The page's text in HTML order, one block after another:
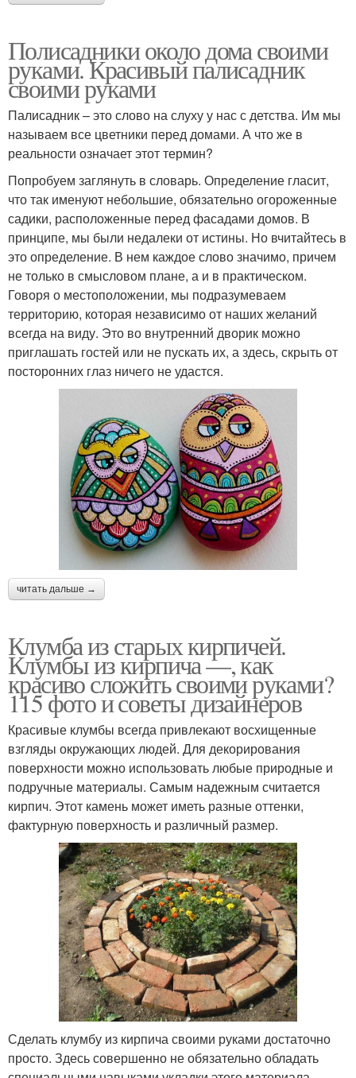
Полисадники около дома своими
руками. Красивый палисадник
своими руками
Палисадник – это слово на слуху у нас с детства. Им мы
называем все цветники перед домами. А что же в
реальности означает этот термин?
Попробуем заглянуть в словарь. Определение гласит,
что так именуют небольшие, обязательно огороженные
садики, расположенные перед фасадами домов. В
принципе, мы были недалеки от истины. Но вчитайтесь в
это определение. В нем каждое слово значимо, причем
не только в смысловом плане, а и в практическом.
Говоря о местоположении, мы подразумеваем
территорию, которая независимо от наших желаний
всегда на виду. Это во внутренний дворик можно
приглашать гостей или не пускать их, а здесь, скрыть от
посторонних глаз ничего не удастся.
читать дальше →
Клумба из старых кирпичей.
Клумбы из кирпича —, как
красиво сложить своими руками?
115 фото и советы дизайнеров
Красивые клумбы всегда привлекают восхищенные
взгляды окружающих людей. Для декорирования
поверхности можно использовать любые природные и
подручные материалы. Самым надежным считается
кирпич. Этот камень может иметь разные оттенки,
фактурную поверхность и различный размер.
Сделать клумбу из кирпича своими руками достаточно
просто. Здесь совершенно не обязательно обладать